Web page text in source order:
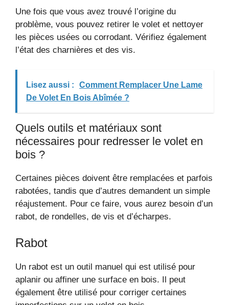
Une fois que vous avez trouvé l’origine du
problème, vous pouvez retirer le volet et nettoyer
les pièces usées ou corrodant. Vérifiez également
l’état des charnières et des vis.
Lisez aussi :
Comment Remplacer Une Lame
De Volet En Bois Abîmée ?
Quels outils et matériaux sont
nécessaires pour redresser le volet en
bois ?
Certaines pièces doivent être remplacées et parfois
rabotées, tandis que d’autres demandent un simple
réajustement. Pour ce faire, vous aurez besoin d’un
rabot, de rondelles, de vis et d’écharpes.
Rabot
Un rabot est un outil manuel qui est utilisé pour
aplanir ou affiner une surface en bois. Il peut
également être utilisé pour corriger certaines